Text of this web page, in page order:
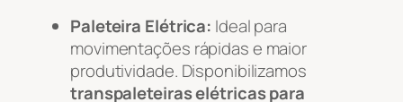
Paleteira Elétrica: Ideal para
movimentações rápidas e maior
produtividade. Disponibilizamos
transpaleteiras elétricas para